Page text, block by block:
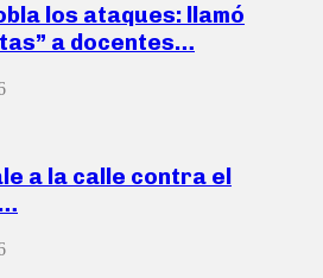
los ataques: llamó
a docentes…
a la calle contra el